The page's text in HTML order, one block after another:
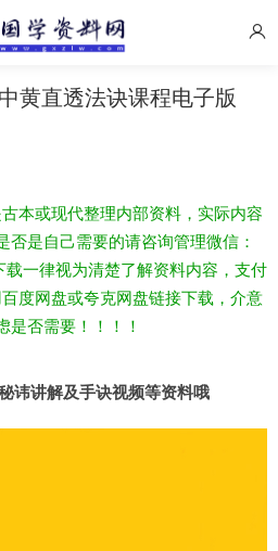
黄直透法诀课程电子版
本或现代整理内部资料，实际内容
否是自己需要的请咨询管理微信：
一律视为清楚了解资料内容，支付
度网盘或夸克网盘链接下载，介意
是否需要！！！！
讳讲解及手诀视频等资料哦